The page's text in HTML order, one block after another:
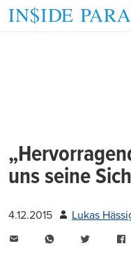
uns seine
4.12.2015 Lukas
WhatsAppTwitter